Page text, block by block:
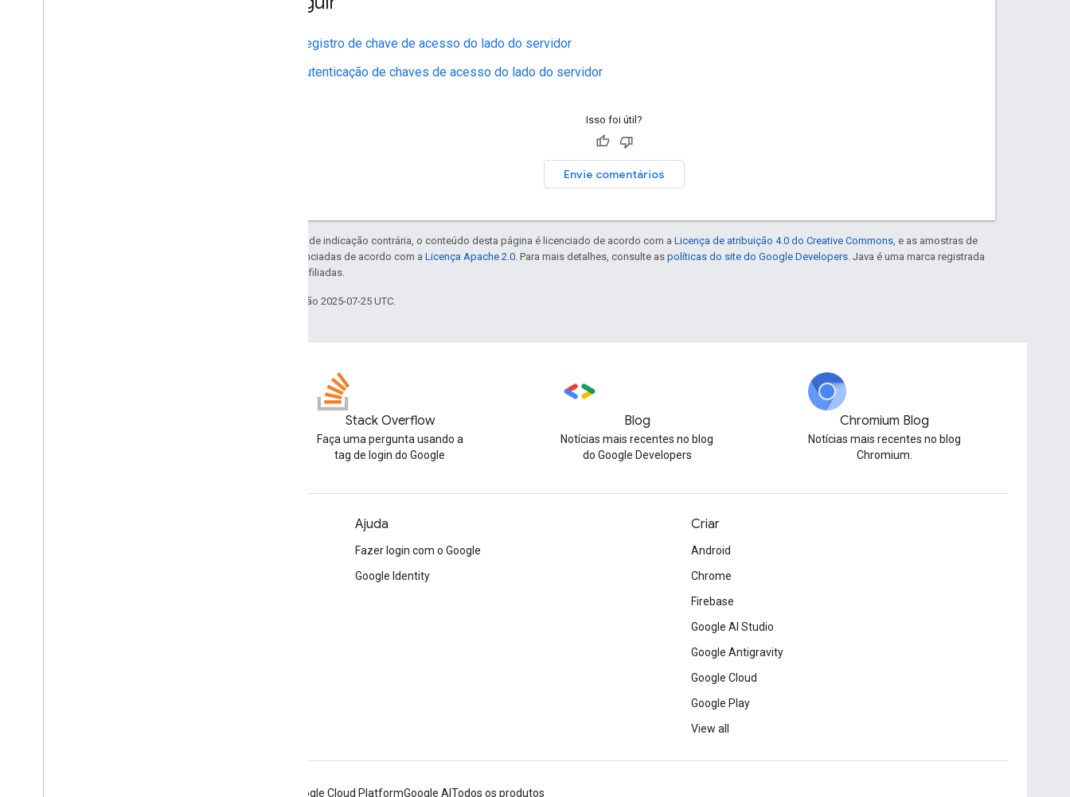
Registro de chave de acesso do lado do servidor
Autenticação de chaves de acesso do lado do servidor
Isso foi útil?
Envie comentários
Exceto em caso de indicação contrária, o conteúdo desta página é licenciado de acordo com a Licença de atribuição 4.0 do Creative Commons , e as amostras de
código são licenciadas de acordo com a Licença Apache 2.0 . Para mais detalhes, consulte as políticas do site do Google Developers . Java é uma marca registrada
da Oracle e/ou afiliadas.
Última atualização 2025-07-25 UTC.
Stack Overflow
Faça uma pergunta usando a
tag de login do Google
Blog
Notícias mais recentes no blog
do Google Developers
Chromium Blog
Notícias mais recentes no blog
Chromium.
Ajuda
Fazer login com o Google
Google Identity
Criar
Android
Chrome
Firebase
Google AI Studio
Google Antigravity
Google Cloud
Google Play
View all
Google Cloud PlatformGoogle AI Todos os produtos